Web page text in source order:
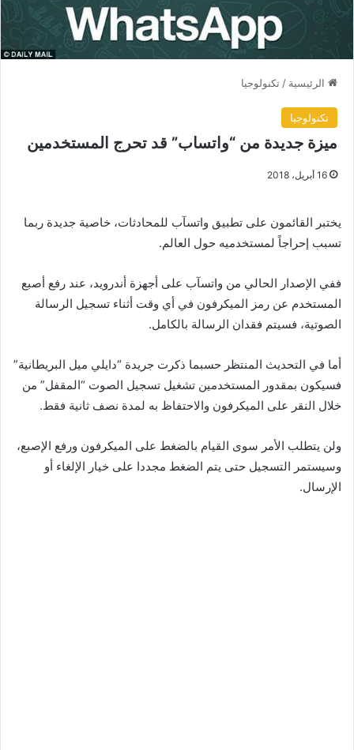
الرئيسية /تكنولوجيا
تكنولوجيا
ميزة جديدة من “واتساب” قد تحرج المستخدمين
16 أبريل، 2018
يختبر القائمون على تطبيق واتسآب للمحادثات، خاصية جديدة ربما
تسبب إحراجاً لمستخدميه حول العالم.
ففي الإصدار الحالي من واتسآب على أجهزة أندرويد، عند رفع أصبع
المستخدم عن رمز الميكرفون في أي وقت أثناء تسجيل الرسالة
الصوتية، فسيتم فقدان الرسالة بالكامل.
أما في التحديث المنتظر حسبما ذكرت جريدة “دايلي ميل البريطانية”
فسيكون بمقدور المستخدمين تشغيل تسجيل الصوت “المقفل” من
خلال النقر على الميكرفون والاحتفاظ به لمدة نصف ثانية فقط.
ولن يتطلب الأمر سوى القيام بالضغط على الميكرفون ورفع الإصبع،
وسيستمر التسجيل حتى يتم الضغط مجددا على خيار الإلغاء أو
الإرسال.